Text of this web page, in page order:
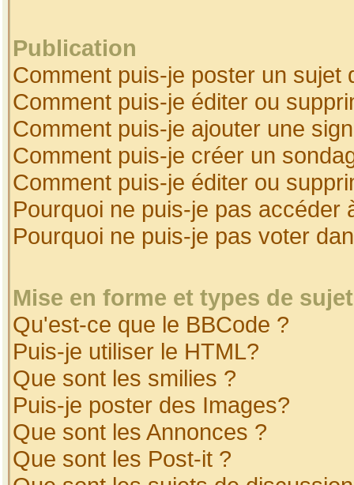
Publication
Comment puis-je poster un sujet
Comment puis-je éditer ou
Comment puis-je ajouter une
Comment puis-je créer un
Comment puis-je éditer ou
Pourquoi ne puis-je pas accéder
Pourquoi ne puis-je pas voter
Mise en forme et types de
Qu'est-ce que le BBCode ?
Puis-je utiliser le HTML?
Que sont les smilies ?
Puis-je poster des Images?
Que sont les Annonces ?
Que sont les Post-it ?